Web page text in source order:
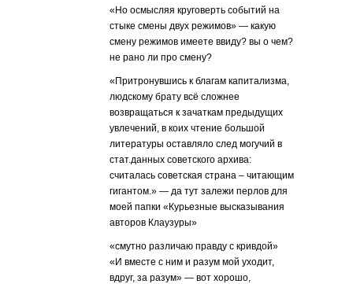
«Но осмысляя круговерть событий на
стыке смены двух режимов» — какую
смену режимов имеете ввиду? вы о чем?
не рано ли про смену?
«Притронувшись к благам капитализма,
людскому брату всё сложнее
возвращаться к зачаткам предыдущих
увлечений, в коих чтение большой
литературы оставляло след могучий в
стат.данных советского архива:
считалась советская страна – читающим
гигантом.» — да тут залежи перлов для
моей папки «Курьезные высказывания
авторов Клаузуры»
«смутно различаю правду с кривдой»
«И вместе с ним и разум мой уходит,
вдруг, за разум» — вот хорошо,